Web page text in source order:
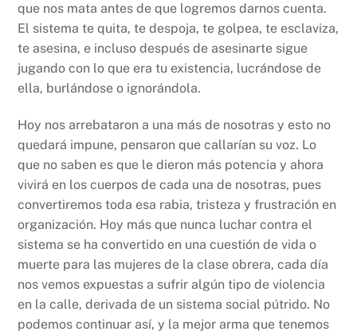
que nos mata antes de que logremos darnos cuenta.
El sistema te quita, te despoja, te golpea, te esclaviza,
te asesina, e incluso después de asesinarte sigue
jugando con lo que era tu existencia, lucrándose de
ella, burlándose o ignorándola.
Hoy nos arrebataron a una más de nosotras y esto no
quedará impune, pensaron que callarían su voz. Lo
que no saben es que le dieron más potencia y ahora
vivirá en los cuerpos de cada una de nosotras, pues
convertiremos toda esa rabia, tristeza y frustración en
organización. Hoy más que nunca luchar contra el
sistema se ha convertido en una cuestión de vida o
muerte para las mujeres de la clase obrera, cada día
nos vemos expuestas a sufrir algún tipo de violencia
en la calle, derivada de un sistema social pútrido. No
podemos continuar así, y la mejor arma que tenemos